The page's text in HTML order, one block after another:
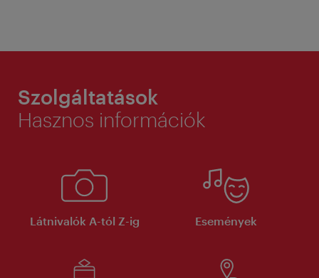
Szolgáltatások
Hasznos információk
Látnivalók A-tól Z-ig Események